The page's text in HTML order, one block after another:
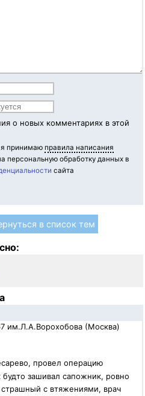
о новых комментариях в этой
принимаю правила написания
персональную обработку данных в
сайта
в список тем
им.Л.А.Ворохобова (Москва)
провел операцию
зашивал сапожник, ровно
с втяжениями, врач